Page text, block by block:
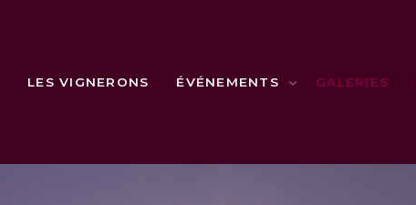
LES VIGNERONS ÉVÉNEMENTS GALERIES